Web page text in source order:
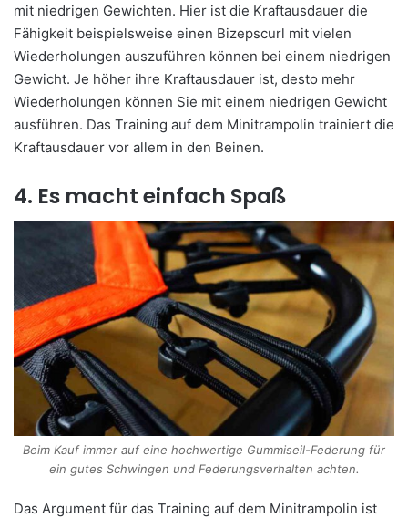
mit niedrigen Gewichten. Hier ist die Kraftausdauer die
Fähigkeit beispielsweise einen Bizepscurl mit vielen
Wiederholungen auszuführen können bei einem niedrigen
Gewicht. Je höher ihre Kraftausdauer ist, desto mehr
Wiederholungen können Sie mit einem niedrigen Gewicht
ausführen. Das Training auf dem Minitrampolin trainiert die
Kraftausdauer vor allem in den Beinen.
4. Es macht einfach Spaß
Beim Kauf immer auf eine hochwertige Gummiseil-Federung für
ein gutes Schwingen und Federungsverhalten achten.
Das Argument für das Training auf dem Minitrampolin ist